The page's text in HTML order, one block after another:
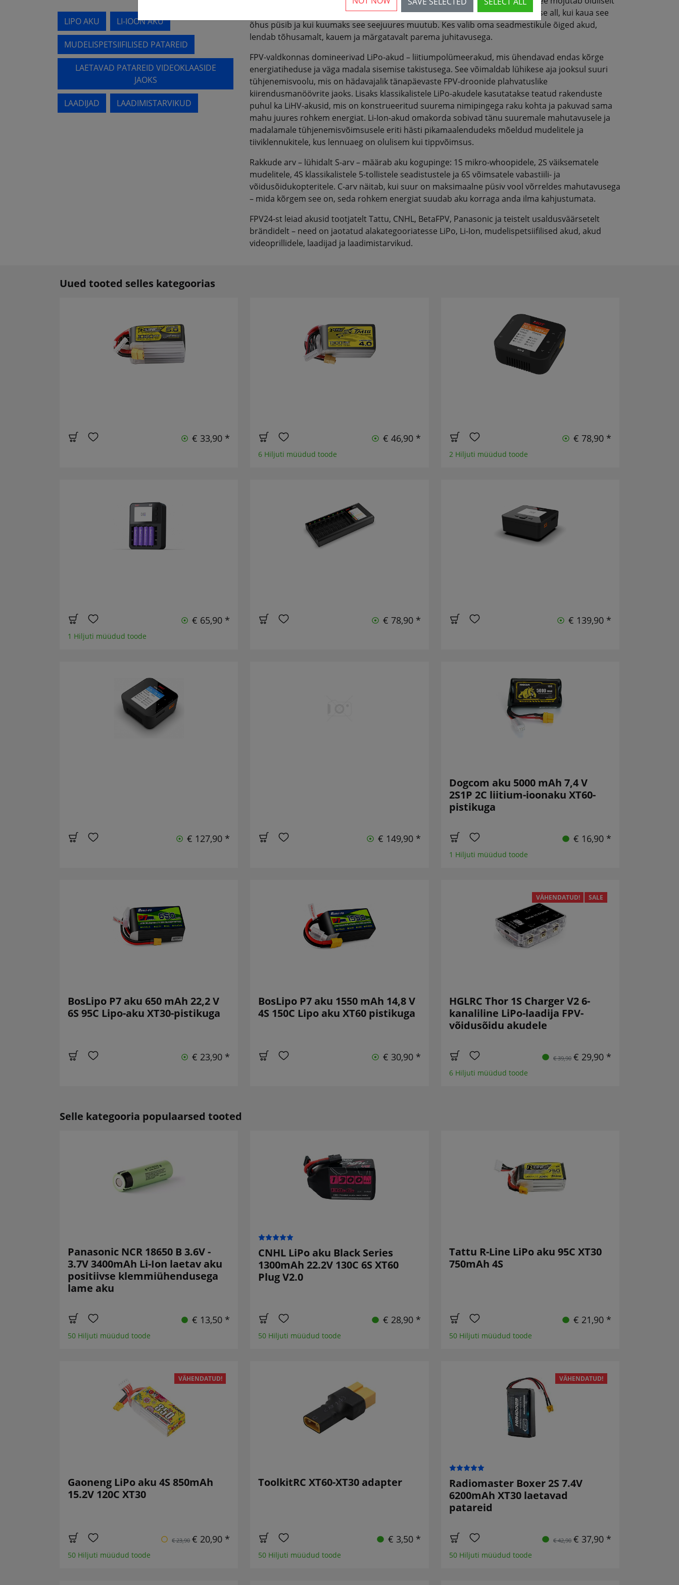
LIPO AKU LI-IOON AKU
MUDELISPETSIIFILISED PATAREID
LAETAVAD PATAREID VIDEOKLAASIDE
JAOKS
LAADIJAD LAADIMISTARVIKUD
drooni käitumist: kui agressiivselt see kiirendab, kui stabiilne on see koormuse all, kui kaua see
õhus püsib ja kui kuumaks see seejuures muutub. Kes valib oma seadmestikule õiged akud,
lendab tõhusamalt, kauem ja märgatavalt parema juhitavusega.
FPV-valdkonnas domineerivad LiPo-akud – liitiumpolümeerakud, mis ühendavad endas kõrge
energiatiheduse ja väga madala sisemise takistusega. See võimaldab lühikese aja jooksul suuri
tühjenemisvoolu, mis on hädavajalik tänapäevaste FPV-droonide plahvatuslike
kiirendusmanöövrite jaoks. Lisaks klassikalistele LiPo-akudele kasutatakse teatud rakenduste
puhul ka LiHV-akusid, mis on konstrueeritud suurema nimipingega raku kohta ja pakuvad sama
mahu juures rohkem energiat. Li-Ion-akud omakorda sobivad tänu suuremale mahutavusele ja
madalamale tühjenemisvõimsusele eriti hästi pikamaalendudeks mõeldud mudelitele ja
tiiviklennukitele, kus lennuaeg on olulisem kui tippvõimsus.
Rakkude arv – lühidalt S-arv – määrab aku kogupinge: 1S mikro-whoopidele, 2S väiksematele
mudelitele, 4S klassikalistele 5-tollistele seadistustele ja 6S võimsatele vabastiili- ja
võidusõidukopteritele. C-arv näitab, kui suur on maksimaalne püsiv vool võrreldes mahutavusega
– mida kõrgem see on, seda rohkem energiat suudab aku korraga anda ilma kahjustumata.
FPV24-st leiad akusid tootjatelt Tattu, CNHL, BetaFPV, Panasonic ja teistelt usaldusväärsetelt
brändidelt – need on jaotatud alakategooriatesse LiPo, Li-Ion, mudelispetsiifilised akud, akud
videoprillidele, laadijad ja laadimistarvikud.
Uued tooted selles kategoorias
€ 33,90 * € 46,90 *
6 Hiljuti müüdud toode
€ 78,90 *
2 Hiljuti müüdud toode
€ 65,90 *
1 Hiljuti müüdud toode
€ 78,90 * € 139,90 *
€ 127,90 * € 149,90 *
Dogcom aku 5000 mAh 7,4 V
2S1P 2C liitium-ioonaku XT60-
pistikuga
€ 16,90 *
1 Hiljuti müüdud toode
BosLipo P7 aku 650 mAh 22,2 V
6S 95C Lipo-aku XT30-pistikuga
€ 23,90 *
BosLipo P7 aku 1550 mAh 14,8 V
4S 150C Lipo aku XT60 pistikuga
€ 30,90 *
VÄHENDATUD! SALE
HGLRC Thor 1S Charger V2 6-
kanaliline LiPo-laadija FPV-
võidusõidu akudele
€ 39,90 € 29,90 *
6 Hiljuti müüdud toode
Selle kategooria populaarsed tooted
Panasonic NCR 18650 B 3.6V -
3.7V 3400mAh Li-Ion laetav aku
positiivse klemmiühendusega
lame aku
€ 13,50 *
50 Hiljuti müüdud toode
CNHL LiPo aku Black Series
1300mAh 22.2V 130C 6S XT60
Plug V2.0
€ 28,90 *
50 Hiljuti müüdud toode
Tattu R-Line LiPo aku 95C XT30
750mAh 4S
€ 21,90 *
50 Hiljuti müüdud toode
VÄHENDATUD!
Gaoneng LiPo aku 4S 850mAh
15.2V 120C XT30
€ 23,90 € 20,90 *
50 Hiljuti müüdud toode
ToolkitRC XT60-XT30 adapter
€ 3,50 *
50 Hiljuti müüdud toode
VÄHENDATUD!
Radiomaster Boxer 2S 7.4V
6200mAh XT30 laetavad
patareid
€ 42,90 € 37,90 *
50 Hiljuti müüdud toode